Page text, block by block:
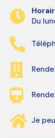
Du
Je